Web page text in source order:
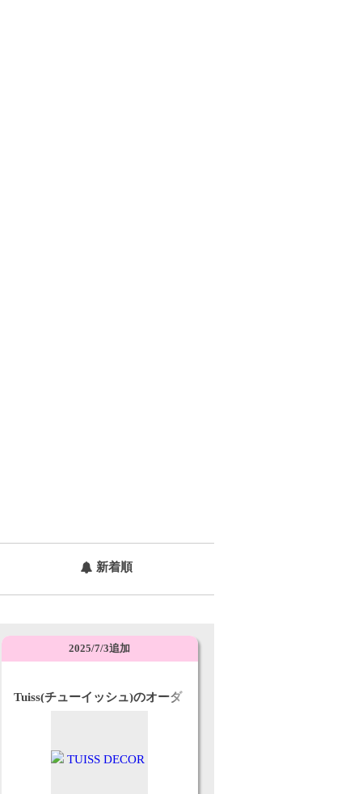
新着順
2025/7/3追加
Tuiss(チューイッシュ)のオーダ